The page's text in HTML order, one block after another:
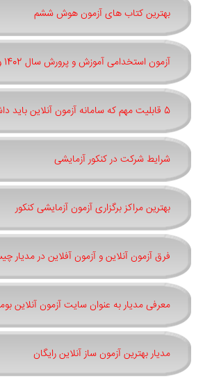
بهترین کتاب های آزمون هوش ششم
آزمون استخدامی آموزش و پرورش سال 1402 و 1401
5 قابلیت مهم که سامانه آزمون آنلاین باید داشته باشد
شرایط شرکت در کنکور آزمایشی
بهترین مراکز برگزاری آزمون آزمایشی کنکور
فرق آزمون آنلاین و آزمون آفلاین در مدیار
معرفی مدیار به عنوان سایت آزمون آنلاین
مدیار بهترین آزمون ساز آنلاین رایگان